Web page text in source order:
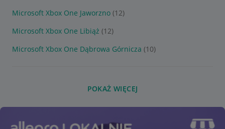
Microsoft Xbox One Jaworzno (12)
Microsoft Xbox One Libiąż (12)
Microsoft Xbox One Dąbrowa Górnicza (10)
POKAŻ WIĘCEJ